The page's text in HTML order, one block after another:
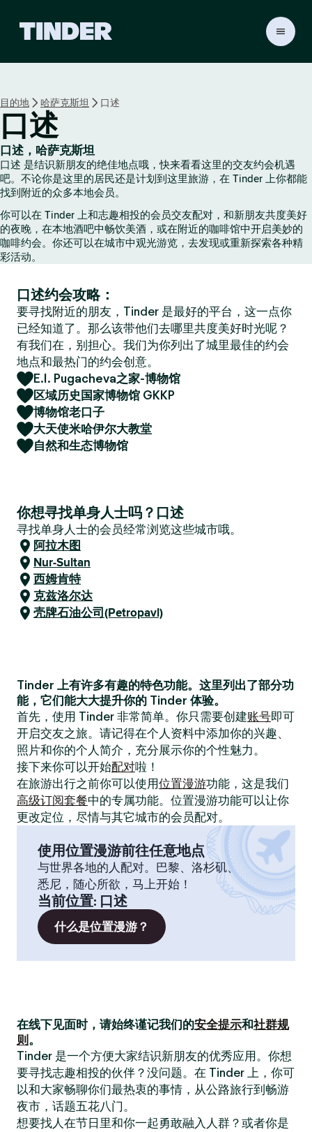
r
目的地 哈萨克斯坦 口述
口述
口述，哈萨克斯坦
口述 是结识新朋友的绝佳地点哦，快来看看这里的交友约会机遇
吧。不论你是这里的居民还是计划到这里旅游，在 Tinder 上你都能
找到附近的众多本地会员。
你可以在 Tinder 上和志趣相投的会员交友配对，和新朋友共度美好
的夜晚，在本地酒吧中畅饮美酒，或在附近的咖啡馆中开启美妙的
咖啡约会。你还可以在城市中观光游览，去发现或重新探索各种精
彩活动。
口述约会攻略：
要寻找附近的朋友，Tinder 是最好的平台，这一点你
已经知道了。那么该带他们去哪里共度美好时光呢？
有我们在，别担心。我们为你列出了城里最佳的约会
地点和最热门的约会创意。
E.I. Pugacheva之家-博物馆
区域历史国家博物馆 GKKP
博物馆老口子
大天使米哈伊尔大教堂
自然和生态博物馆
你想寻找单身人士吗？口述
寻找单身人士的会员经常浏览这些城市哦。
阿拉木图
Nur-Sultan
西姆肯特
克兹洛尔达
壳牌石油公司(Petropavl)
Tinder 上有许多有趣的特色功能。这里列出了部分功
能，它们能大大提升你的 Tinder 体验。
首先，使用 Tinder 非常简单。你只需要创建账号即可
开启交友之旅。请记得在个人资料中添加你的兴趣、
照片和你的个人简介，充分展示你的个性魅力。
接下来你可以开始配对啦！
在旅游出行之前你可以使用位置漫游功能，这是我们
高级订阅套餐中的专属功能。位置漫游功能可以让你
更改定位，尽情与其它城市的会员配对。
使用位置漫游前往任意地点
与世界各地的人配对。巴黎、洛杉矶、
悉尼，随心所欲，马上开始！
当前位置: 口述
什么是位置漫游？
在线下见面时，请始终谨记我们的安全提示和社群规
则 。
Tinder 是一个方便大家结识新朋友的优秀应用。你想
要寻找志趣相投的伙伴？没问题。在 Tinder 上，你可
以和大家畅聊你们最热衷的事情，从公路旅行到畅游
夜市，话题五花八门。
想要找人在节日里和你一起勇敢融入人群？或者你是